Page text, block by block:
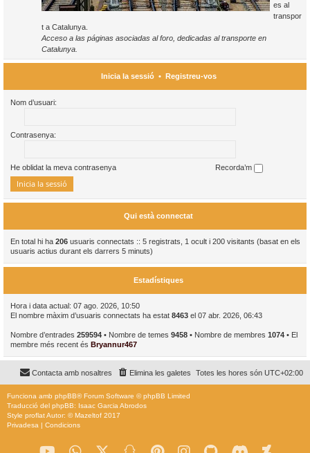
es al
transpor
t a Catalunya.
Acceso a las páginas asociadas al foro, dedicadas al transporte en
Catalunya.
Inicia la sessió• Registreu-vos
Nom d’usuari:
Contrasenya:
He oblidat la meva contrasenya Recorda’m
Qui està connectat
En total hi ha 206 usuaris connectats :: 5 registrats, 1 ocult i 200 visitants (basat en els
usuaris actius durant els darrers 5 minuts)
Estadístiques
Hora i data actual: 07 ago. 2026, 10:50
El nombre màxim d’usuaris connectats ha estat 8463 el 07 abr. 2026, 06:43
Nombre d’entrades 259594 • Nombre de temes 9458 • Nombre de membres 1074 • El
membre més recent és Bryannur467
Totes les hores són UTC+02:00
Elimina les galetes
Contacta amb nosaltres
Funciona amb phpBB® Forum Software © phpBB Limited
Traducció del phpBB: Isaac Garcia Abrodos
Style proflatAutor: ©Mazeltof 2017
Privadesa | Condicions